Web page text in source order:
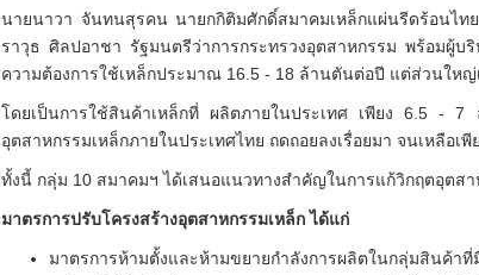
นายนาวา จันทนสุรคน นายกกิติมศักดิ์สมาคมเหล็กแผ่นรีดร้อนไท
ราวุธ ศิลปอาชา รัฐมนตรีว่าการกระทรวงอุตสาหกรรม พร้อมผู้บ
ความต้องการใช้เหล็กประมาณ 16.5 - 18 ล้านตันต่อปี แต่ส่วนใหญ่
โดยเป็นการใช้สินค้าเหล็กที่ ผลิตภายในประเทศ เพียง 6.5 - 7
อุตสาหกรรมเหล็กภายในประเทศไทย ถดถอยลงเรื่อยมา จนเหลือ
ทั้งนี้ กลุ่ม 10 สมาคมฯ ได้เสนอแนวทางสำคัญในการแก้วิกฤตอุตส
มาตรการปรับโครงสร้างอุตสาหกรรมเหล็ก ได้แก่
มาตรการห้ามตั้งและห้ามขยายกำลังการผลิตในกลุ่มสินค้